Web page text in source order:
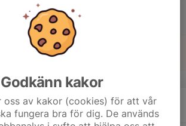
v.29
Godkänn kakor
oss av kakor (cookies) för att vår
fungera bra för dig. De används